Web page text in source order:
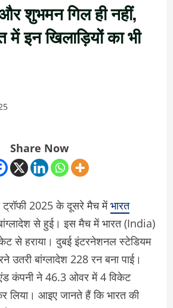
शुभमन गिल ही नहीं,
में इन खिलाड़ियों का भी
Share Now
ट्रॉफी 2025 के दूसरे मैच मेंभारत
से हुई। इस मैच में भारत (India)
से हराया। दुबई इंटरनेशनल स्‍टेडियम
उतरी बांग्‍लादेश 228 रन बना पाई।
एंड कंपनी ने 46.3 ओवर में 4 विकेट
लिया। आइए जानते हैं कि भारत की